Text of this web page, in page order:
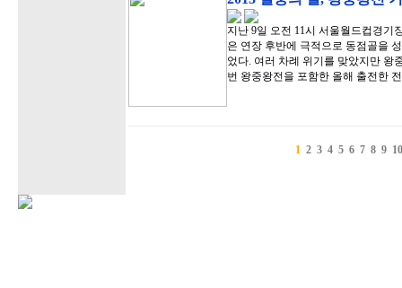
지난 9일 오전 11시 서울월드컵경기
은 연장 후반에 극적으로 동점골을
었다. 여러 차례 위기를 맞았지만 왕
번 왕중왕전을 포함한 올해 출전한
1 2 3 4 5 6 7 8 9 10